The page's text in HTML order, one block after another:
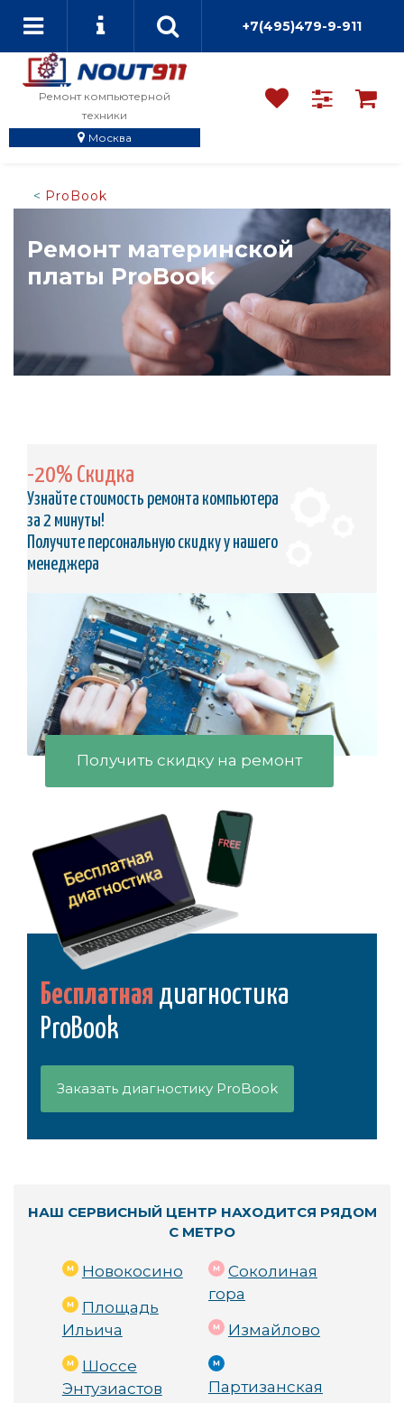
+7(495)479-9-911
Ремонт компьютерной
техники
Москва
ProBook
Ремонт материнской
платы ProBook
-20% Скидка
Узнайте стоимость ремонта компьютера
за 2 минуты!
Получите персональную скидку у нашего
менеджера
Получить скидку на ремонт
Бесплатная диагностика
ProBook
Заказать диагностику ProBook
НАШ СЕРВИСНЫЙ ЦЕНТР НАХОДИТСЯ РЯДОМ
С МЕТРО
Новокосино
Площадь
Ильича
Шоссе
Энтузиастов
Соколиная
гора
Измайлово
Партизанская